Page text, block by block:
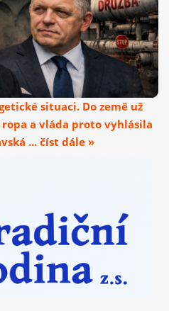
situaci. Do země už
a vláda proto vyhlásila
... číst dále »